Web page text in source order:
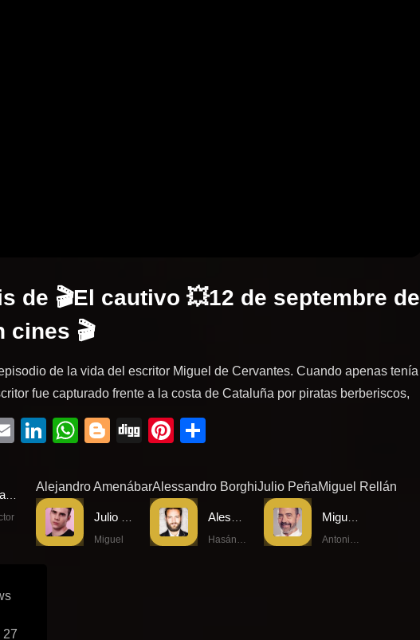
de 🎬El cautivo 💥12 de septembre de
cines 🎬
de la vida del escritor Miguel de Cervantes. Cuando apenas tenía
fue capturado frente a la costa de Cataluña por piratas berberiscos,
EmailLinkedIn
WhatsApp
Blogger
DiggPinterest
Alejandro AmenábarAlessandro BorghiJulio PeñaMiguel Rellán
Miguel
Miguel Rellán
27